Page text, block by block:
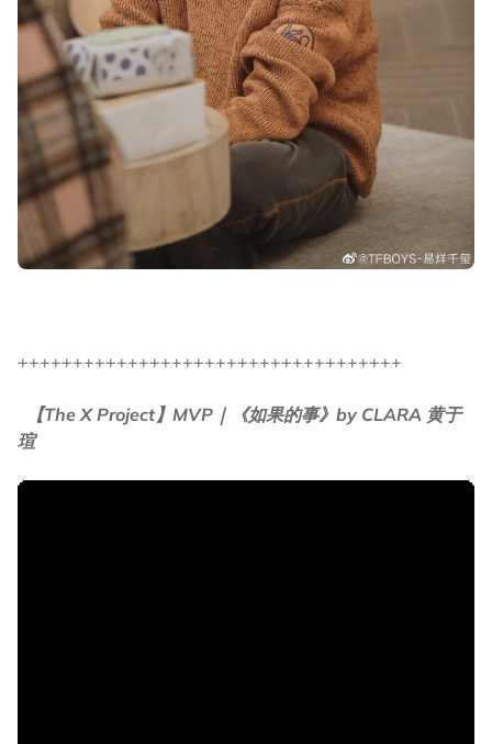
+++++++++++++++++++++++++++++++++++
【The X Project】MVP｜《如果的事》by CLARA 黄于
瑄